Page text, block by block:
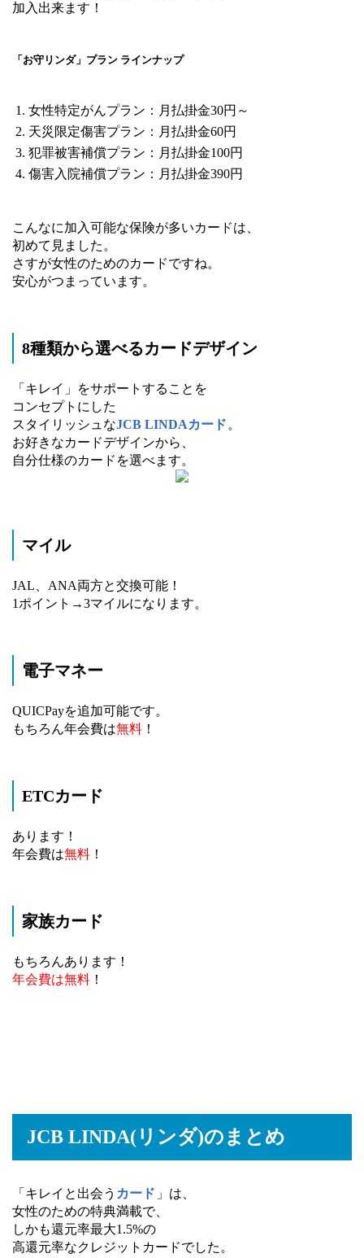
加入出来ます！
「お守リンダ」プラン ラインナップ
女性特定がんプラン：月払掛金30円～
天災限定傷害プラン：月払掛金60円
犯罪被害補償プラン：月払掛金100円
傷害入院補償プラン：月払掛金390円
こんなに加入可能な保険が多いカードは、
初めて見ました。
さすが女性のためのカードですね。
安心がつまっています。
8種類から選べるカードデザイン
「キレイ」をサポートすることを
コンセプトにした
スタイリッシュなJCB LINDAカード 。
お好きなカードデザインから、
自分仕様のカードを選べます。
マイル
JAL、ANA両方と交換可能！
1ポイント→3マイルになります。
電子マネー
QUICPayを追加可能です。
もちろん年会費は無料 ！
ETCカード
あります！
年会費は無料 ！
家族カード
もちろんあります！
年会費は無料 ！
JCB LINDA(リンダ)のまとめ
「キレイと出会う カード 」は、
女性のための特典満載で、
しかも還元率最大1.5%の
高還元率なクレジットカードでした。